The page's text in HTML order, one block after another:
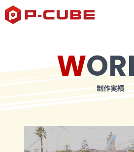
制作実績